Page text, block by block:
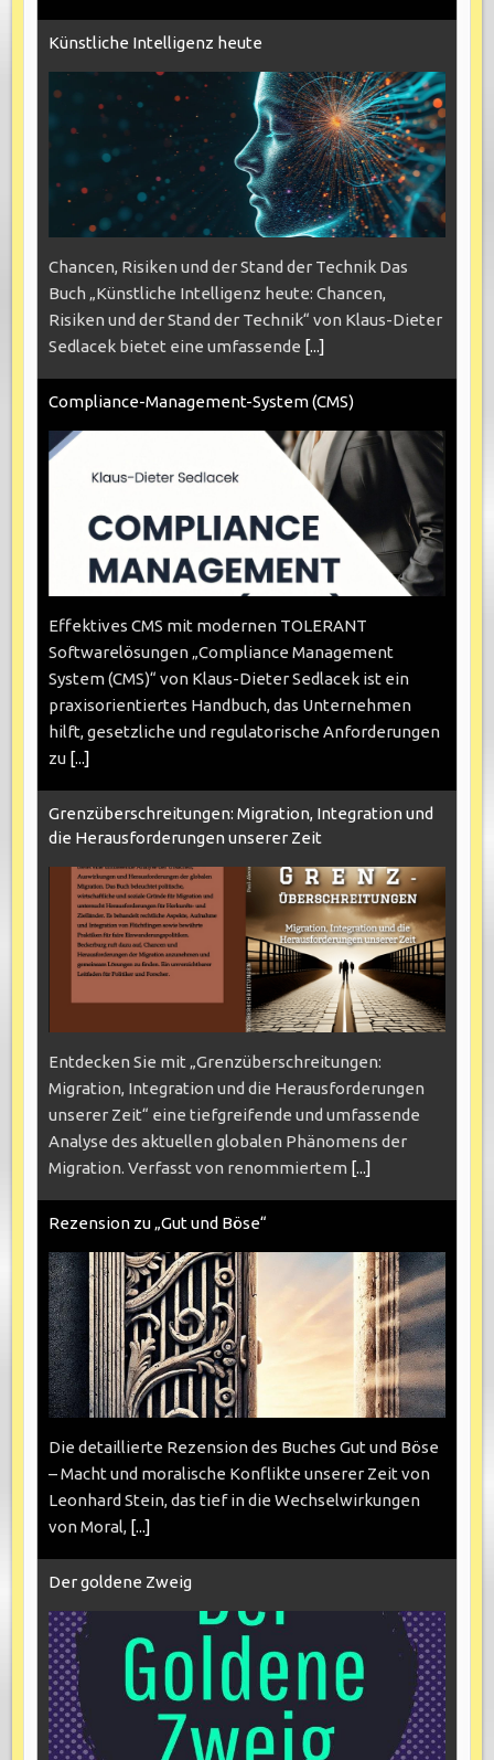
Künstliche Intelligenz heute
Chancen, Risiken und der Stand der Technik Das
Buch „Künstliche Intelligenz heute: Chancen,
Risiken und der Stand der Technik“ von Klaus-Dieter
Sedlacek bietet eine umfassende [...]
Compliance-Management-System (CMS)
Effektives CMS mit modernen TOLERANT
Softwarelösungen „Compliance Management
System (CMS)“ von Klaus-Dieter Sedlacek ist ein
praxisorientiertes Handbuch, das Unternehmen
hilft, gesetzliche und regulatorische Anforderungen
zu [...]
Grenzüberschreitungen: Migration, Integration und
die Herausforderungen unserer Zeit
Entdecken Sie mit „Grenzüberschreitungen:
Migration, Integration und die Herausforderungen
unserer Zeit“ eine tiefgreifende und umfassende
Analyse des aktuellen globalen Phänomens der
Migration. Verfasst von renommiertem [...]
Rezension zu „Gut und Böse“
Die detaillierte Rezension des Buches Gut und Böse
– Macht und moralische Konflikte unserer Zeit von
Leonhard Stein, das tief in die Wechselwirkungen
von Moral, [...]
Der goldene Zweig